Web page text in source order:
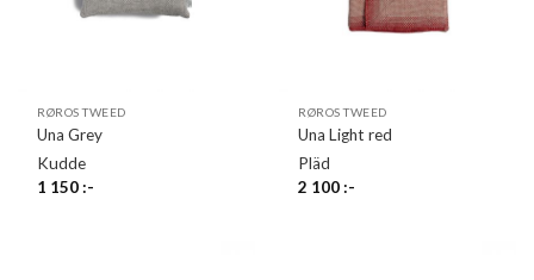
RØROS TWEED
Una Grey
Kudde
1 150:-
RØROS TWEED
Una Light red
Pläd
2 100:-